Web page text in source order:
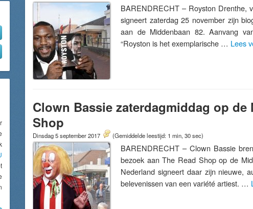
BARENDRECHT – Royston Drenthe,
signeert zaterdag 25 november zijn
aan de Middenbaan 82. Aanvang
“Royston is het exemplarische … Lees
Clown Bassie zaterdagmiddag op de
Shop
Dinsdag 5 september 2017 (Gemiddelde leestijd: 1 min, 30 sec)
BARENDRECHT – Clown Bassie
bezoek aan The Read Shop op de
Nederland signeert daar zijn nieuwe,
belevenissen van een variété artiest. …